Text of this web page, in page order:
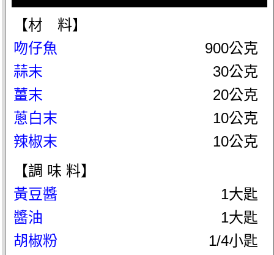
【材 料】
吻仔魚
900公克
蒜末
30公克
薑末
20公克
蔥白末
10公克
辣椒末
10公克
【調 味 料】
黃豆醬
1大匙
醬油
1大匙
胡椒粉
1/4小匙